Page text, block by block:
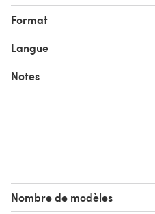
Format
Langue
Notes
Nombre de modèles